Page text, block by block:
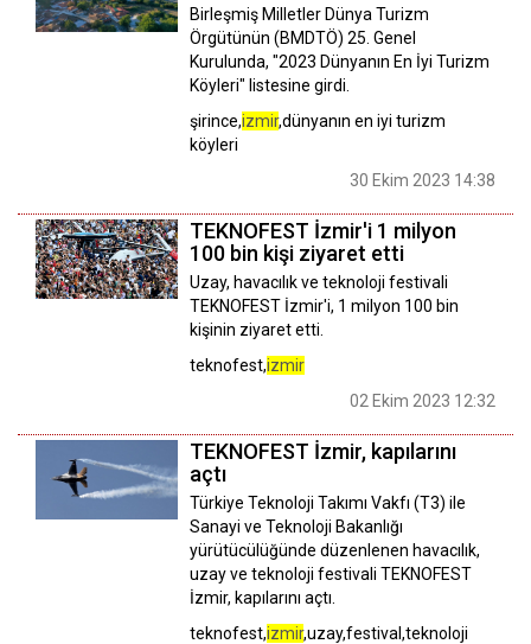
Birleşmiş Milletler Dünya Turizm
Örgütünün (BMDTÖ) 25. Genel
Kurulunda, "2023 Dünyanın En İyi Turizm
Köyleri" listesine girdi.
şirince,izmir,dünyanın en iyi turizm
köyleri
30 Ekim 2023 14:38
TEKNOFEST İzmir'i 1 milyon
100 bin kişi ziyaret etti
Uzay, havacılık ve teknoloji festivali
TEKNOFEST İzmir'i, 1 milyon 100 bin
kişinin ziyaret etti.
teknofest,izmir
02 Ekim 2023 12:32
TEKNOFEST İzmir, kapılarını
açtı
Türkiye Teknoloji Takımı Vakfı (T3) ile
Sanayi ve Teknoloji Bakanlığı
yürütücülüğünde düzenlenen havacılık,
uzay ve teknoloji festivali TEKNOFEST
İzmir, kapılarını açtı.
teknofest,izmir,uzay,festival,teknoloji